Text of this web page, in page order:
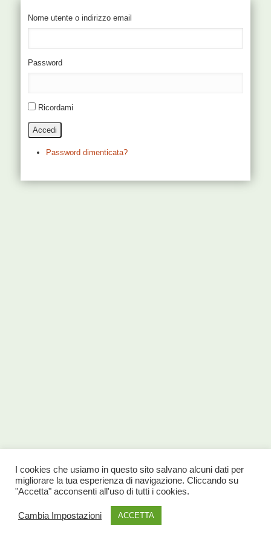
Nome utente o indirizzo email
Password
Ricordami
Accedi
Password dimenticata?
I cookies che usiamo in questo sito salvano alcuni dati per
migliorare la tua esperienza di navigazione. Cliccando su
"Accetta" acconsenti all'uso di tutti i cookies.
Cambia Impostazioni ACCETTA